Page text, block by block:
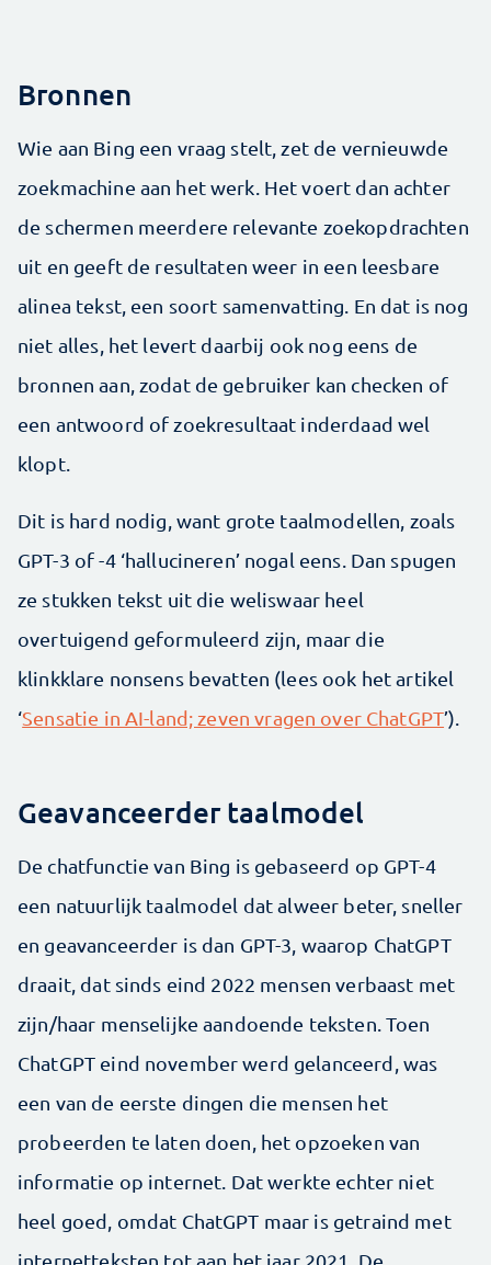
Bronnen
Wie aan Bing een vraag stelt, zet de vernieuwde
zoekmachine aan het werk. Het voert dan achter
de schermen meerdere relevante zoekopdrachten
uit en geeft de resultaten weer in een leesbare
alinea tekst, een soort samenvatting. En dat is nog
niet alles, het levert daarbij ook nog eens de
bronnen aan, zodat de gebruiker kan checken of
een antwoord of zoekresultaat inderdaad wel
klopt.
Dit is hard nodig, want grote taalmodellen, zoals
GPT-3 of -4 ‘hallucineren’ nogal eens. Dan spugen
ze stukken tekst uit die weliswaar heel
overtuigend geformuleerd zijn, maar die
klinkklare nonsens bevatten (lees ook het artikel
‘Sensatie in AI-land; zeven vragen over ChatGPT’).
Geavanceerder taalmodel
De chatfunctie van Bing is gebaseerd op GPT-4
een natuurlijk taalmodel dat alweer beter, sneller
en geavanceerder is dan GPT-3, waarop ChatGPT
draait, dat sinds eind 2022 mensen verbaast met
zijn/haar menselijke aandoende teksten. Toen
ChatGPT eind november werd gelanceerd, was
een van de eerste dingen die mensen het
probeerden te laten doen, het opzoeken van
informatie op internet. Dat werkte echter niet
heel goed, omdat ChatGPT maar is getraind met
internetteksten tot aan het jaar 2021. De